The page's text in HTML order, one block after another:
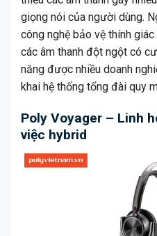
giọng nói của người dùng.
công nghệ bảo vệ thính
các âm thanh đột ngột có
năng được nhiều doanh
khai hệ thống tổng đài quy
Poly Voyager – Linh
việc hybrid